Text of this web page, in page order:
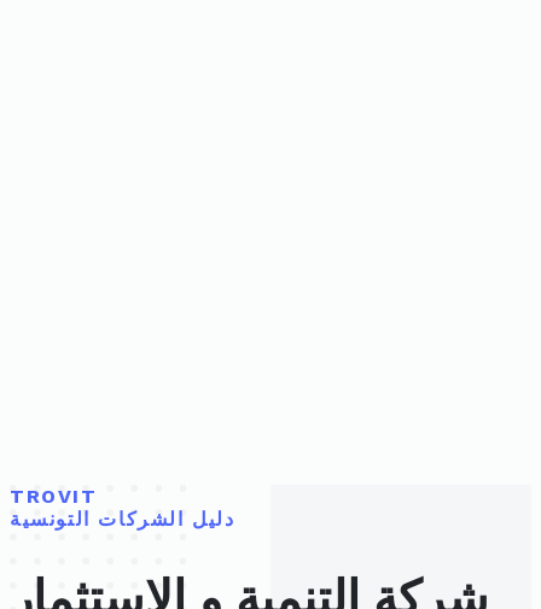
TROVIT
دليل الشركات التونسية